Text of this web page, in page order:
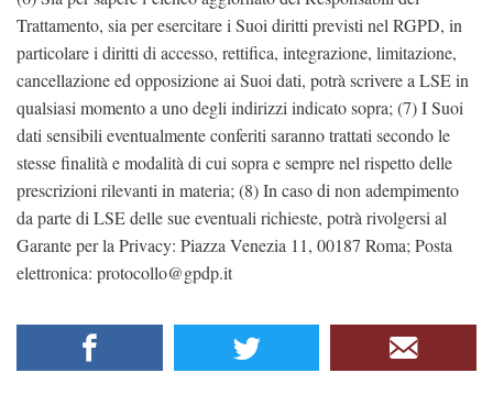
Trattamento, sia per esercitare i Suoi diritti previsti nel RGPD, in
particolare i diritti di accesso, rettifica, integrazione, limitazione,
cancellazione ed opposizione ai Suoi dati, potrà scrivere a LSE in
qualsiasi momento a uno degli indirizzi indicato sopra; (7) I Suoi
dati sensibili eventualmente conferiti saranno trattati secondo le
stesse finalità e modalità di cui sopra e sempre nel rispetto delle
prescrizioni rilevanti in materia; (8) In caso di non adempimento
da parte di LSE delle sue eventuali richieste, potrà rivolgersi al
Garante per la Privacy: Piazza Venezia 11, 00187 Roma; Posta
elettronica: protocollo@gpdp.it